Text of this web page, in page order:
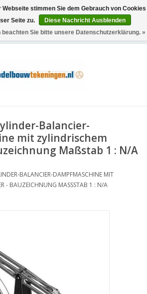
0 Artikel - €0,00
Balancier-
mit zylindrischem
Maßstab 1 : N/A
BALANCIER-DAMPFMASCHINE MIT
- BAUZEICHNUNG MASSSTAB 1 : N/A (
Webseite stimmen Sie dem Gebrauch von Cookies
Seite zu.
Diese Nachricht Ausblenden
Sie bitte unsere Datenschutzerklärung. »